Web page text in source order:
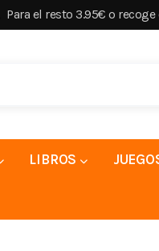
Para el resto 3.95€ o recoge
LIBROS